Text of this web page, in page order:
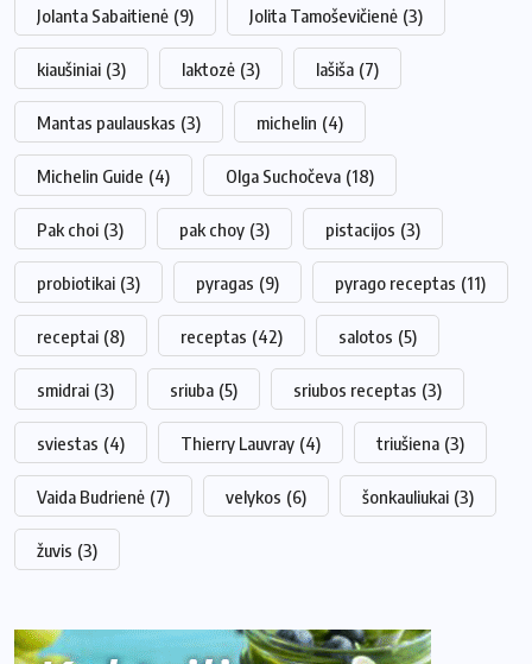
Jolanta Sabaitienė (9) Jolita Tamoševičienė (3)
kiaušiniai (3) laktozė (3) lašiša (7)
Mantas paulauskas (3) michelin (4)
Michelin Guide (4) Olga Suchočeva (18)
Pak choi (3) pak choy (3) pistacijos (3)
probiotikai (3) pyragas (9) pyrago receptas (11)
receptai (8) receptas (42) salotos (5)
smidrai (3) sriuba (5) sriubos receptas (3)
sviestas (4) Thierry Lauvray (4) triušiena (3)
Vaida Budrienė (7) velykos (6) šonkauliukai (3)
žuvis (3)